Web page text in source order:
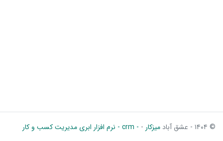
© ۱۴۰۴ - عشق آباد میزکار - - crm - نرم افزار ابری مدیریت کسب و کار